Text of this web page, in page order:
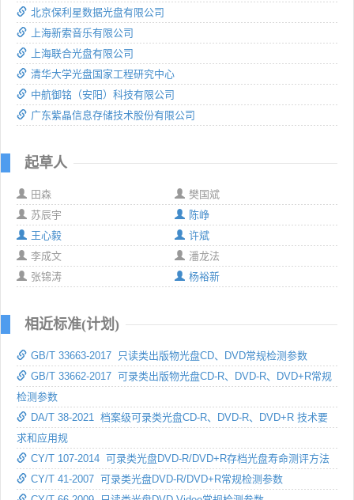
北京保利星数据光盘有限公司
上海新索音乐有限公司
上海联合光盘有限公司
清华大学光盘国家工程研究中心
中航御铭（安阳）科技有限公司
广东紫晶信息存储技术股份有限公司
起草人
田森
樊国斌
苏辰宇
陈峥
王心毅
许斌
李成文
潘龙法
张锦涛
杨裕新
相近标准(计划)
GB/T 33663-2017 只读类出版物光盘CD、DVD常规检测参数
GB/T 33662-2017 可录类出版物光盘CD-R、DVD-R、DVD+R常规
检测参数
DA/T 38-2021 档案级可录类光盘CD-R、DVD-R、DVD+R 技术要
求和应用规
CY/T 107-2014 可录类光盘DVD-R/DVD+R存档光盘寿命测评方法
CY/T 41-2007 可录类光盘DVD-R/DVD+R常规检测参数